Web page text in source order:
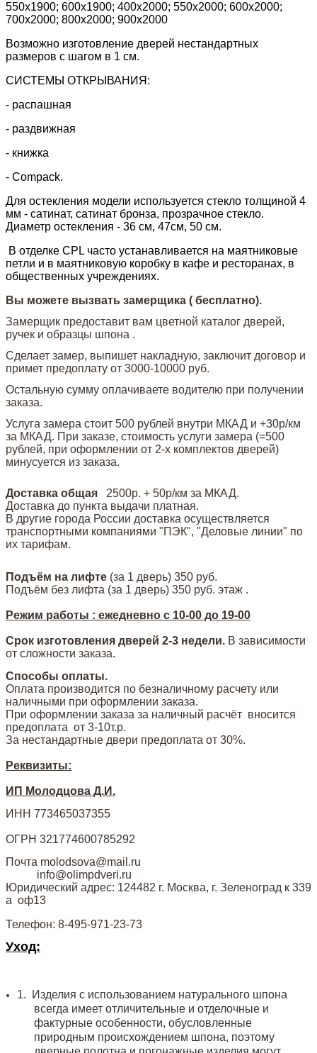
550х1900; 600х1900; 400х2000; 550х2000; 600х2000;
700х2000; 800х2000; 900x2000
Возможно изготовление дверей нестандартных
размеров с шагом в 1 см.
СИСТЕМЫ ОТКРЫВАНИЯ:
- распашная
- раздвижная
- книжка
- Compack.
Для остекления модели используется стекло толщиной 4
мм - сатинат, сатинат бронза, прозрачное стекло.
Диаметр остекления - 36 см, 47см, 50 см.
В отделке CPL часто устанавливается на маятниковые
петли и в маятниковую коробку в кафе и ресторанах, в
общественных учреждениях.
Вы можете вызвать замерщика ( бесплатно).
Замерщик предоставит вам цветной каталог дверей,
ручек и образцы шпона .
Сделает замер, выпишет накладную, заключит договор и
примет предоплату от 3000-10000 руб.
Остальную сумму оплачиваете водителю при получении
заказа.
Услуга замера стоит 500 рублей внутри МКАД и +30р/км
за МКАД. При заказе, стоимость услуги замера (=500
рублей, при оформлении от 2-х комплектов дверей)
минусуется из заказа.
Доставка общая
2500р. + 50р/км за МКАД.
Доставка до пункта выдачи платная.
В другие города России доставка осуществляется
транспортными компаниями "ПЭК", "Деловые линии" по
их тарифам.
Подъём на лифте (за 1 дверь) 350 руб.
Подъём без лифта (за 1 дверь) 350 руб. этаж .
Режим работы : ежедневно с 10-00 до 19-00
Срок изготовления дверей 2-3 недели. В зависимости
от сложности заказа.
Способы оплаты.
Оплата производится по безналичному расчету или
наличными при оформлении заказа.
При оформлении заказа за наличный расчёт вносится
предоплата от 3-10т.р.
За нестандартные двери предоплата от 30%.
Реквизиты:
ИП Молодцова Д.И.
ИНН 773465037355
ОГРН 321774600785292
Почта molodsova@mail.ru
info@olimpdveri.ru
Юридический адрес: 124482 г. Москва, г. Зеленоград к 339
а оф13
Телефон: 8-495-971-23-73
Уход:
1.
Изделия с использованием натурального шпона
всегда имеет отличительные и отделочные и
фактурные особенности, обусловленные
природным происхождением шпона, поэтому